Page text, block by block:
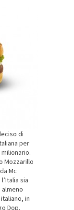
di
per
Mozzarillo
Mc
sia
in
Dop.